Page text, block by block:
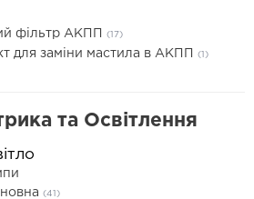
фільтр АКПП (17)
для заміни мастила в АКПП (1)
та Освітлення
(41)